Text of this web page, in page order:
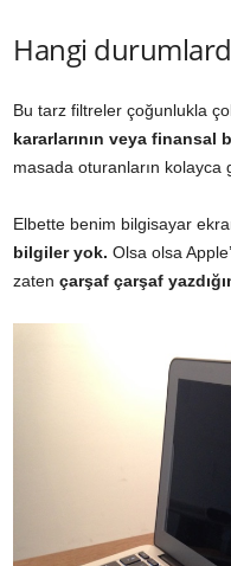
Hangi
Bu tarz filtreler çoğunlukla
kararlarının veya finansal
masada oturanların kolayca
Elbette benim bilgisayar
bilgiler yok. Olsa olsa
zaten çarşaf çarşaf